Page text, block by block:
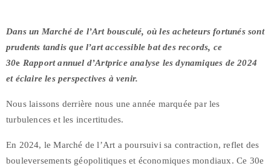
Dans un Marché de l’Art bousculé, où les acheteurs fortunés sont
prudents tandis que l’art accessible bat des records, ce
30e Rapport annuel d’Artprice analyse les dynamiques de 2024
et éclaire les perspectives à venir.
Nous laissons derrière nous une année marquée par les
turbulences et les incertitudes.
En 2024, le Marché de l’Art a poursuivi sa contraction, reflet des
bouleversements géopolitiques et économiques mondiaux. Ce 30e